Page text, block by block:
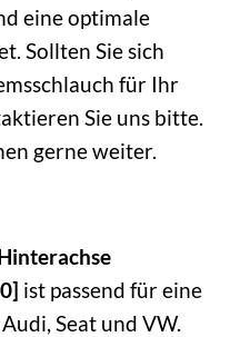
eine optimale
Sollten Sie sich
für Ihr
Sie uns bitte.
gerne weiter.
ist passend für eine
Seat und VW.